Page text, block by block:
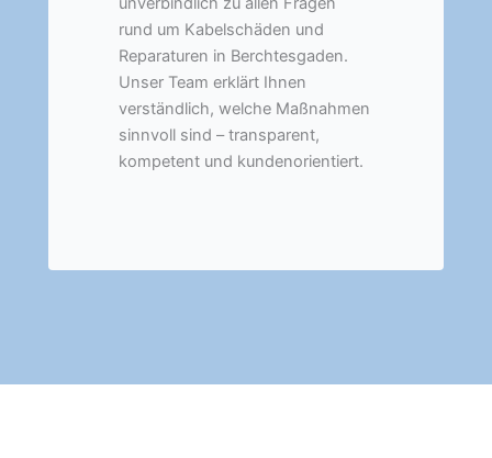
rund um Kabelschäden und
Reparaturen in Berchtesgaden.
Unser Team erklärt Ihnen
verständlich, welche Maßnahmen
sinnvoll sind – transparent,
kompetent und kundenorientiert.